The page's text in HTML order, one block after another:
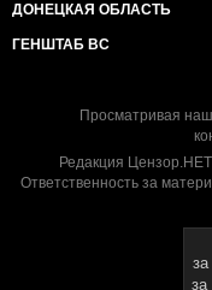
ДОНЕЦКАЯ ОБЛАСТЬ
ГЕНШТАБ ВС
Просматривая
Редакция
Ответственность за
за
за